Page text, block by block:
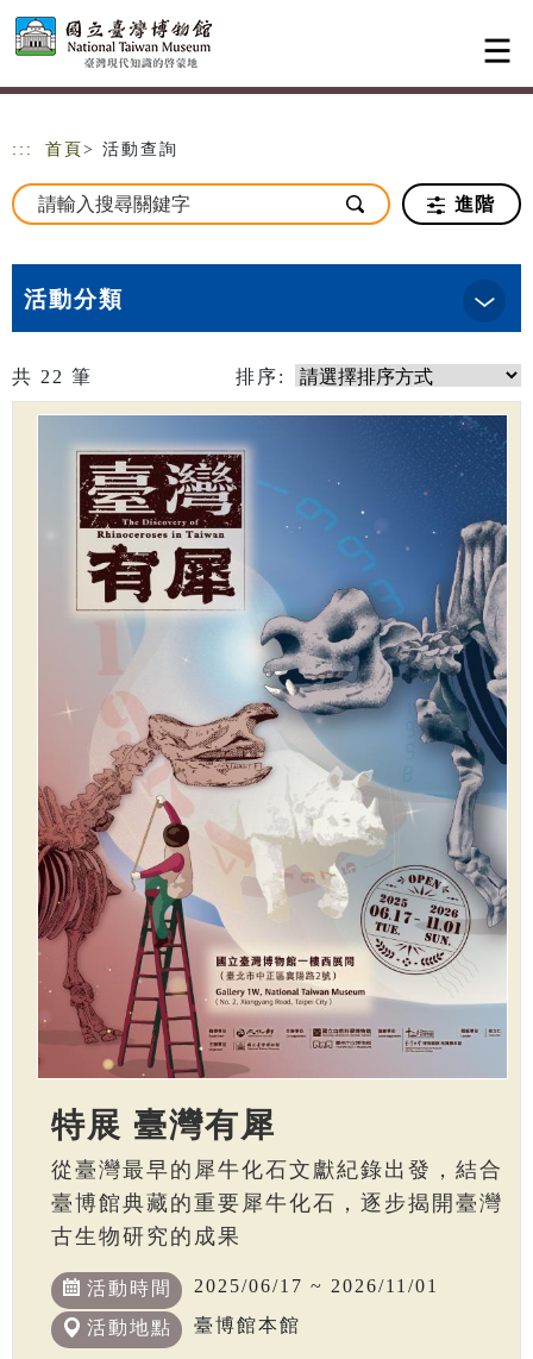
跳到主要內容
網站導覽
::: 首頁 > 活動查詢
進階
活動分類
共 22 筆 排序:
特展 臺灣有犀
從臺灣最早的犀牛化石文獻紀錄出發，結合
臺博館典藏的重要犀牛化石，逐步揭開臺灣
古生物研究的成果
活動時間 2025/06/17 ~ 2026/11/01
活動地點 臺博館本館